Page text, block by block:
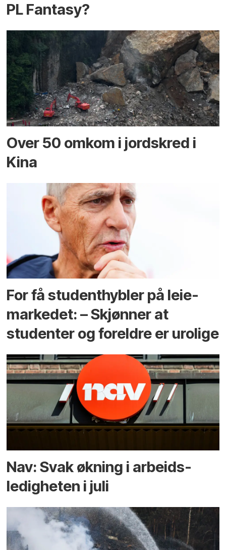
PL Fantasy?
Over 50 omkom i jord­skred i
Kina
For få student­hybler på leie­
markedet: – Skjønner at
studenter og foreldre er urolige
Nav: Svak økning i arbeids­
ledigheten i juli